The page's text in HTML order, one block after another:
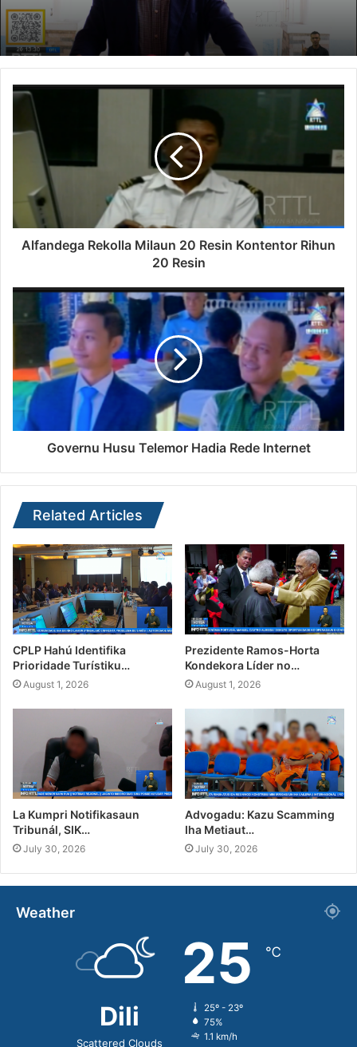
Alfandega Rekolla Milaun 20 Resin Kontentor Rihun
20 Resin
Governu Husu Telemor Hadia Rede Internet
Related Articles
CPLP Hahú Identifika
Prioridade Turístiku…
August 1, 2026
Prezidente Ramos-Horta
Kondekora Líder no…
August 1, 2026
La Kumpri Notifikasaun
Tribunál, SIK…
July 30, 2026
Advogadu: Kazu Scamming
Iha Metiaut…
July 30, 2026
Weather
Dili
Scattered Clouds
25 ℃
25º - 23º
75%
1.1 km/h